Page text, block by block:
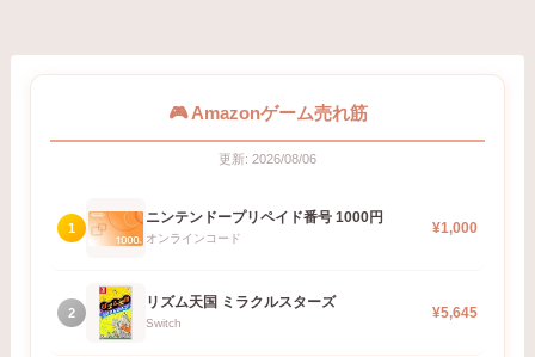
🎮 Amazonゲーム売れ筋
更新: 2026/08/06
1
ニンテンドープリペイド番号 1000円
オンラインコード
¥1,000
2
リズム天国 ミラクルスターズ
Switch
¥5,645